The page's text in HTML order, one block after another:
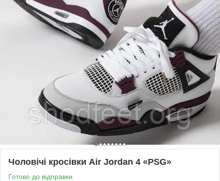
Чоловічі кросівки Air Jordan 4 «PSG»
Готово до відправки